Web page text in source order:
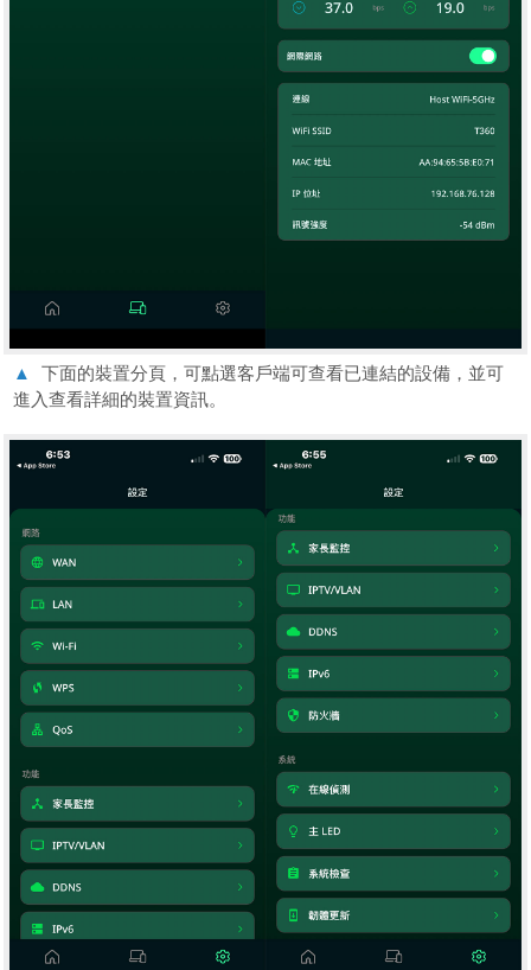
▲
下面的裝置分頁，可點選客戶端可查看已連結的設備，並可
進入查看詳細的裝置資訊。